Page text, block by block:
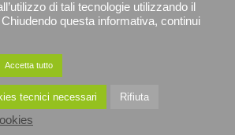
ISCRIVITI
STAMPA E COMUNICAZIONE © 2026 ALL RIGHTS RESERVED
di tali tecnologie utilizzando il
Chiudendo questa informativa, continui
Accetta tutto
tecnici necessari Rifiuta